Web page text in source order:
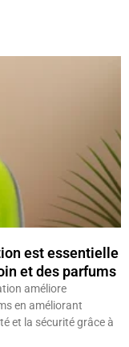
est essentielle
et des parfums
améliore
en améliorant
et la sécurité grâce à